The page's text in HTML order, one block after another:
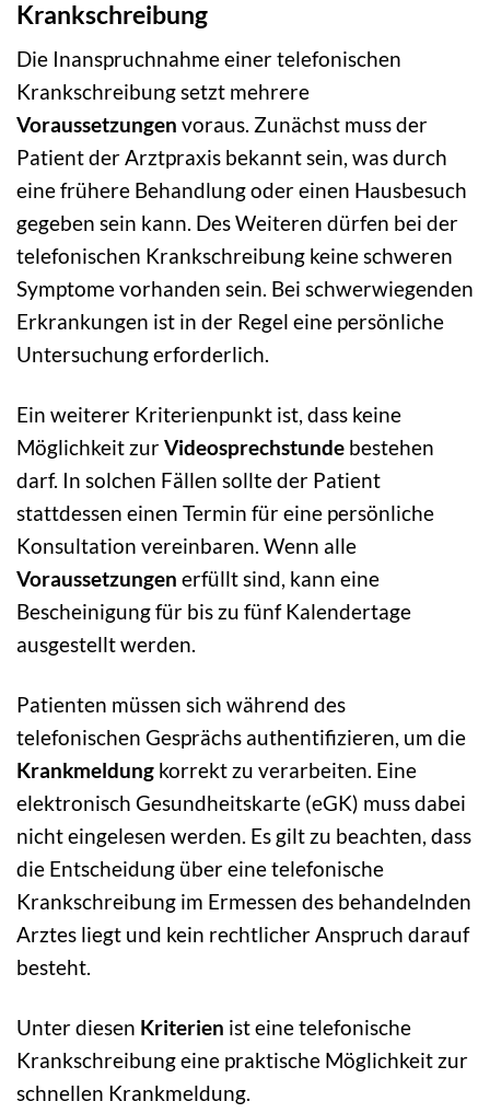
Krankschreibung
Die Inanspruchnahme einer telefonischen
Krankschreibung setzt mehrere
Voraussetzungen voraus. Zunächst muss der
Patient der Arztpraxis bekannt sein, was durch
eine frühere Behandlung oder einen Hausbesuch
gegeben sein kann. Des Weiteren dürfen bei der
telefonischen Krankschreibung keine schweren
Symptome vorhanden sein. Bei schwerwiegenden
Erkrankungen ist in der Regel eine persönliche
Untersuchung erforderlich.
Ein weiterer Kriterienpunkt ist, dass keine
Möglichkeit zurVideosprechstunde bestehen
darf. In solchen Fällen sollte der Patient
stattdessen einen Termin für eine persönliche
Konsultation vereinbaren. Wenn alle
Voraussetzungen erfüllt sind, kann eine
Bescheinigung für bis zu fünf Kalendertage
ausgestellt werden.
Patienten müssen sich während des
telefonischen Gesprächs authentifizieren, um die
Krankmeldung korrekt zu verarbeiten. Eine
elektronisch Gesundheitskarte (eGK) muss dabei
nicht eingelesen werden. Es gilt zu beachten, dass
die Entscheidung über eine telefonische
Krankschreibung im Ermessen des behandelnden
Arztes liegt und kein rechtlicher Anspruch darauf
besteht.
Unter diesen Kriterien ist eine telefonische
Krankschreibung eine praktische Möglichkeit zur
schnellen Krankmeldung.